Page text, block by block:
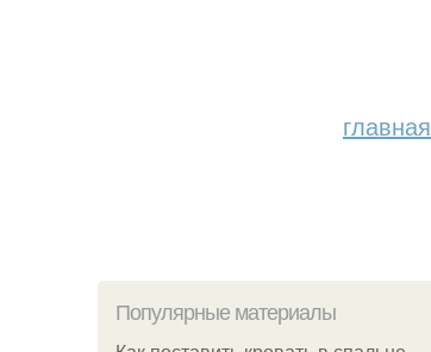
главная
Популярные материалы